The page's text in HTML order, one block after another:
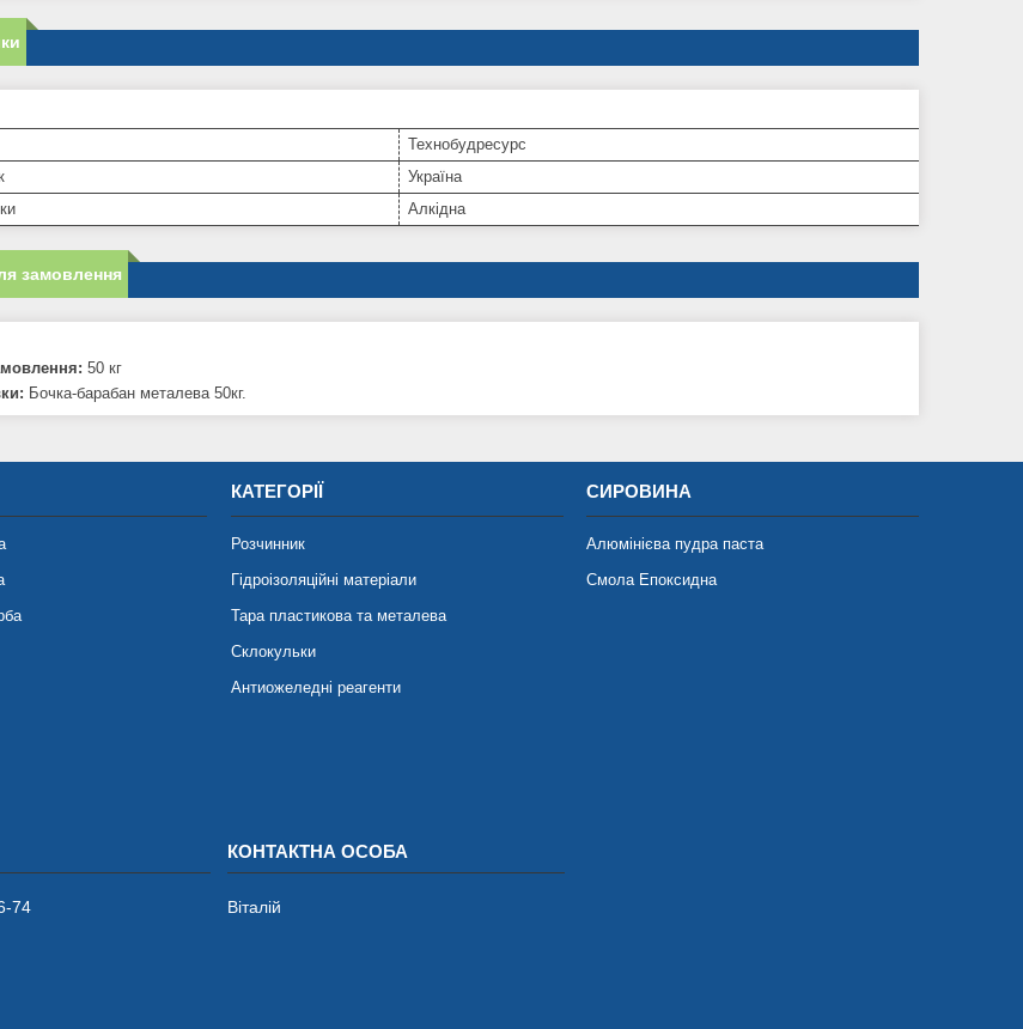
Технобудресурс
Україна
Алкідна
замовлення
50 кг
Бочка-барабан металева 50кг.
КАТЕГОРІЇ
Розчинник
Гідроізоляційні матеріали
Тара пластикова та металева
Склокульки
Антиожеледні реагенти
СИРОВИНА
Алюмінієва пудра паста
Смола Епоксидна
74
Віталій